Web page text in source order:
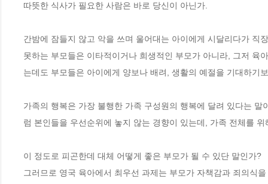
따뜻한 식사가 필요한 사람은 바로 당신이 아닌가.
간밤에 잠들지 않고 악을 쓰며 울어대는 아이에게 시달리다가 직
못하는 부모들은 이타적이거나 희생적인 부모가 아니라, 그저 육
는데도 부모들은 아이에게 양보나 배려, 생활의 예절을 기대하
가족의 행복은 가장 불행한 가족 구성원의 행복에 달려 있다는
럼 본인들을 우선순위에 놓지 않는 경향이 있는데, 가족 전체를
이 정도로 피곤한데 대체 어떻게 좋은 부모가 될 수 있단 말인가?
그러므로 영국 육아에서 최우선 과제는 부모가 자책감과 죄의식